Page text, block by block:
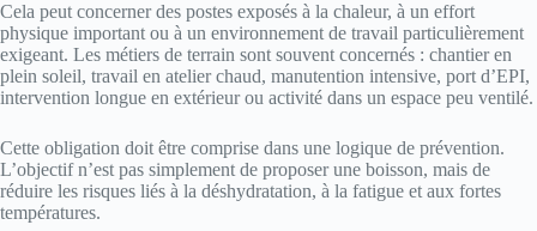
Cela peut concerner des postes exposés à la chaleur, à un effort
physique important ou à un environnement de travail particulièrement
exigeant. Les métiers de terrain sont souvent concernés : chantier en
plein soleil, travail en atelier chaud, manutention intensive, port d’EPI,
intervention longue en extérieur ou activité dans un espace peu ventilé.
Cette obligation doit être comprise dans une logique de prévention.
L’objectif n’est pas simplement de proposer une boisson, mais de
réduire les risques liés à la déshydratation, à la fatigue et aux fortes
températures.